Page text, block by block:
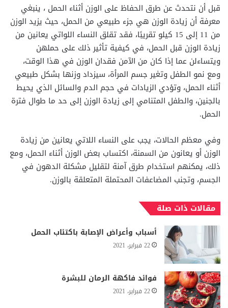
قبل أن نتحدث عن طرق الحفاظ على الوزن أثناء الحمل ، ينبغي
معرفة أن زيادة الوزن هي جزء طبيعي من الحمل، حيث يزيد الوزن
من 11 إلى 15 كيلو تقريبًا، فقد تقلق النساء اللواتي يعانين من
زيادة الوزن قبل الحمل، في كيفية تأثير ذلك على حملهن
ويتساءلن عما إذا كان من الآمن فقدان الوزن في هذا الوقت،
ومع نمو الطفل وتغير جسم المرأة، سيزداد وزنها بشكل طبيعي
أثناء الحمل، وتؤدي الزيادات في حجم الدم والسائل الذي يحيط
بالجنين، والطفل المتنامي إلى زيادة الوزن إلى حد ما طوال فترة
الحمل.
وفي معظم الحالات، يجب على النساء اللاتي يعانين من زيادة
الوزن أو يعانون من السمنة، اكتساب بعض الوزن أثناء الحمل، ومع
ذلك، يمكنهم استخدام طرق آمنة لتقليل مشكلة الدهون في
الجسم، وتجنب المضاعفات المحتملة المتعلقة بالوزن.
مقالات ذات صلة
أسباب وأعراض الإصابة باكتئاب الحمل
22 فبراير، 2021
فوائد فاكهة الرمان للبشرة
22 فبراير، 2021